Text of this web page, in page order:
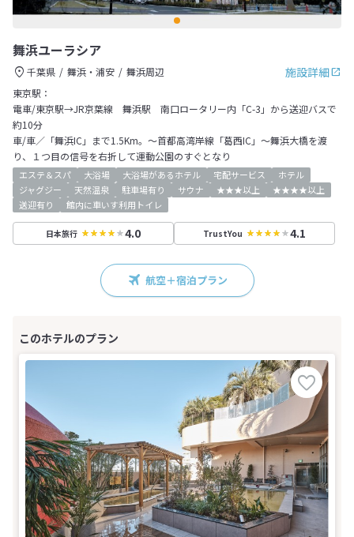
舞浜ユーラシア
施設詳細
千葉県 舞浜・浦安
舞浜周辺
東京駅：
電車/東京駅→JR京葉線 舞浜駅 南口ロータリー内「C-3」から送迎バスで
約10分
車/車／「舞浜IC」まで1.5Km。～首都高湾岸線「葛西IC」～舞浜大橋を渡
り、１つ目の信号を右折して運動公園のすぐとなり
エステ＆スパ 大浴場 大浴場があるホテル 宅配サービス
ホテル
ジャグジー
天然温泉 駐車場有り サウナ ★★★以上
★★★★以上
送迎有り
館内に車いす利用トイレ
日本旅行 4.0 TrustYou 4.1
航空＋宿泊プラン